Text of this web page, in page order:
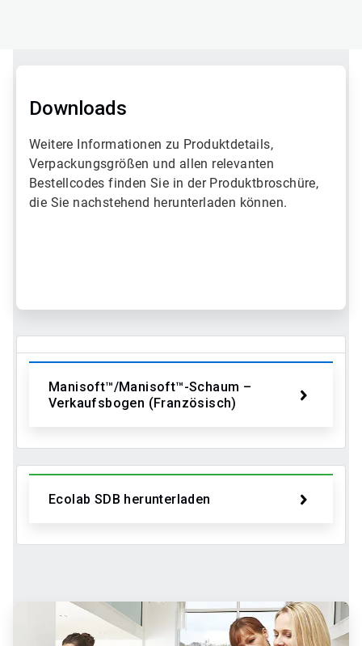
Downloads
Weitere Informationen zu Produktdetails,
Verpackungsgrößen und allen relevanten
Bestellcodes finden Sie in der Produktbroschüre,
die Sie nachstehend herunterladen können.
Manisoft™/Manisoft™-Schaum –
Verkaufsbogen (Französisch)
Ecolab SDB herunterladen